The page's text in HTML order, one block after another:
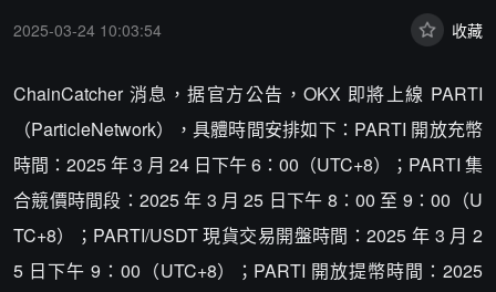
2025-03-24 10:03:54 收藏
ChainCatcher 消息，据官方公告，OKX 即將上線 PARTI
（ParticleNetwork），具體時間安排如下：PARTI 開放充幣
時間：2025 年 3 月 24 日下午 6：00（UTC+8）；PARTI 集
合競價時間段：2025 年 3 月 25 日下午 8：00 至 9：00（U
TC+8）；PARTI/USDT 現貨交易開盤時間：2025 年 3 月 2
5 日下午 9：00（UTC+8）；PARTI 開放提幣時間：2025